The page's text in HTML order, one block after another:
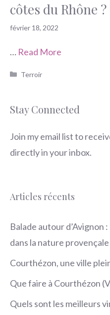
côtes du Rhône ?
février 18, 2022
… Read More
Catégories
Terroir
Stay Connected
Join my email list to
directly in your inbox.
Articles récents
Balade autour d’Avignon
dans la nature provençale
Courthézon, une ville
Que faire à Courthézon
Quels sont les meilleurs